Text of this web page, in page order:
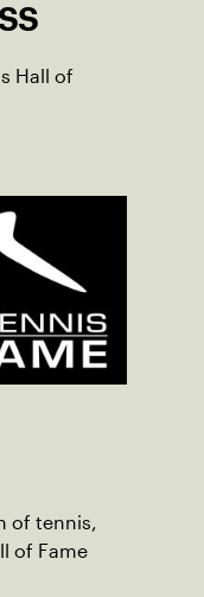
Hall of
of tennis,
of Fame